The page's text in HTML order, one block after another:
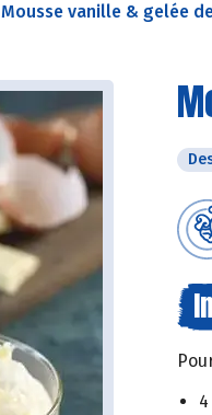
Mousse vanille & gelée